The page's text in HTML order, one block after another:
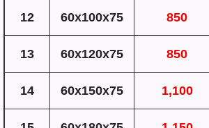
12 60x100x75 850
13 60x120x75 850
14 60x150x75 1,100